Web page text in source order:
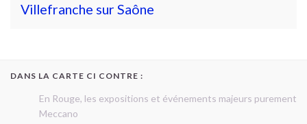
Villefranche sur Saône
DANS LA CARTE CI CONTRE :
En Rouge, les expositions et événements majeurs purement
Meccano